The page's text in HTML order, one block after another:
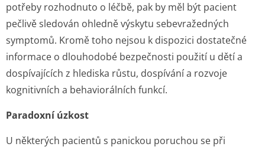
potřeby rozhodnuto o léčbě, pak by měl být pacient
pečlivě sledován ohledně výskytu sebevražedných
symptomů. Kromě toho nejsou k dispozici dostatečné
informace o dlouhodobé bezpečnosti použití u dětí a
dospívajících z hlediska růstu, dospívání a rozvoje
kognitivních a behaviorálních funkcí.
Paradoxní úzkost
U některých pacientů s panickou poruchou se při